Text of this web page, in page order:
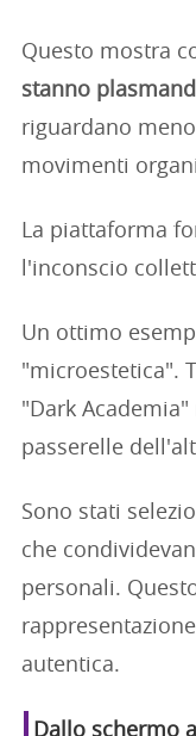
Questo mostra
stanno
riguardano
movimenti
La piattaforma
l'inconscio
Un ottimo
"microestetica".
"Dark
passerelle
Sono stati
che
personali.
autentica.
Dallo schermo